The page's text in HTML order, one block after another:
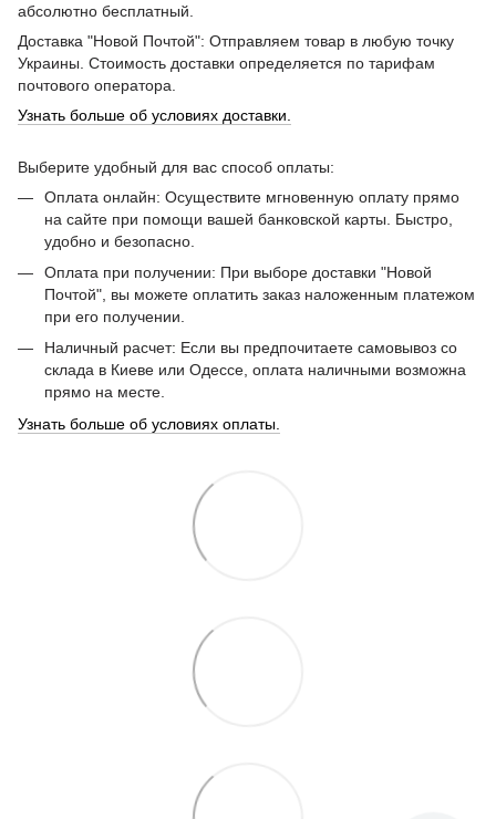
абсолютно бесплатный.
Доставка "Новой Почтой": Отправляем товар в любую точку
Украины. Стоимость доставки определяется по тарифам
почтового оператора.
Узнать больше об условиях доставки.
Выберите удобный для вас способ оплаты:
Оплата онлайн: Осуществите мгновенную оплату прямо
на сайте при помощи вашей банковской карты. Быстро,
удобно и безопасно.
Оплата при получении: При выборе доставки "Новой
Почтой", вы можете оплатить заказ наложенным платежом
при его получении.
Наличный расчет: Если вы предпочитаете самовывоз со
склада в Киеве или Одессе, оплата наличными возможна
прямо на месте.
Узнать больше об условиях оплаты.